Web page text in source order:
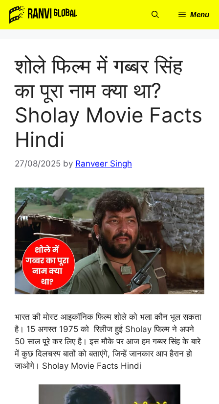
Skip
content
Menu
शोले फिल्म में गब्बर सिंह
का पूरा नाम क्या था?
Sholay Movie Facts
Hindi
27/08/2025 by Ranveer Singh
भारत की मोस्ट आइकॉनिक फिल्म शोले को भला कौन भूल सकता
है। 15 अगस्त 1975 को रिलीज हुई Sholay फिल्म ने अपने
50 साल पूरे कर लिए है। इस मौके पर आज हम गब्बर सिंह के बारे
में कुछ दिलचस्प बातों को बताएंगे, जिन्हें जानकार आप हैरान हो
जाओगे। Sholay Movie Facts Hindi